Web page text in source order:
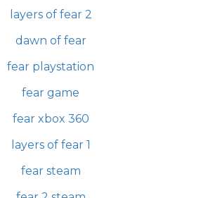
layers of fear 2
dawn of fear
fear playstation
fear game
fear xbox 360
layers of fear 1
fear steam